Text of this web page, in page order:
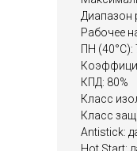
Диапазон
Рабочее
ПН (40°C):
КПД: 80%
Класс
Класс
Antistick: